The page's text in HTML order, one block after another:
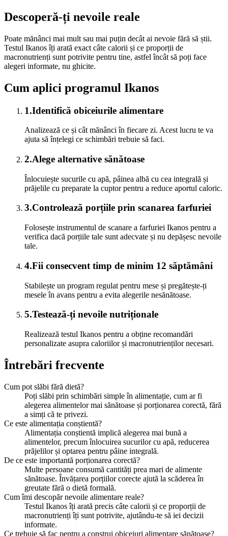
Descoperă-ți nevoile reale
Poate mănânci mai mult sau mai puțin decât ai nevoie fără să știi.
Testul Ikanos îți arată exact câte calorii și ce proporții de
macronutrienți sunt potrivite pentru tine, astfel încât să poți face
alegeri informate, nu ghicite.
Cum aplici programul Ikanos
1.Identifică obiceiurile alimentare
Analizează ce și cât mănânci în fiecare zi. Acest lucru te va
ajuta să înțelegi ce schimbări trebuie să faci.
2.Alege alternative sănătoase
Înlocuiește sucurile cu apă, pâinea albă cu cea integrală și
prăjelile cu preparate la cuptor pentru a reduce aportul caloric.
3.Controlează porțiile prin scanarea farfuriei
Folosește instrumentul de scanare a farfuriei Ikanos pentru a
verifica dacă porțiile tale sunt adecvate și nu depășesc nevoile
tale.
4.Fii consecvent timp de minim 12 săptămâni
Stabilește un program regulat pentru mese și pregătește-ți
mesele în avans pentru a evita alegerile nesănătoase.
5.Testează-ți nevoile nutriționale
Realizează testul Ikanos pentru a obține recomandări
personalizate asupra caloriilor și macronutrienților necesari.
Întrebări frecvente
Cum pot slăbi fără dietă?
Poți slăbi prin schimbări simple în alimentație, cum ar fi
alegerea alimentelor mai sănătoase și porționarea corectă, fără
a simți că te privezi.
Ce este alimentația conștientă?
Alimentația conștientă implică alegerea mai bună a
alimentelor, precum înlocuirea sucurilor cu apă, reducerea
prăjelilor și optarea pentru pâine integrală.
De ce este importantă porționarea corectă?
Multe persoane consumă cantități prea mari de alimente
sănătoase. Învățarea porțiilor corecte ajută la scăderea în
greutate fără o dietă formală.
Cum îmi descopăr nevoile alimentare reale?
Testul Ikanos îți arată precis câte calorii și ce proporții de
macronutrienți îți sunt potrivite, ajutându-te să iei decizii
informate.
Ce trebuie să fac pentru a construi obiceiuri alimentare sănătoase?